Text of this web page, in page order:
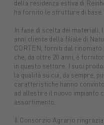
Mangimi piante
nuove
agricole
della residenza estiva di
ha fornito le strutture di base.
In fase di scelta dei materiali,
anni cliente della filiale di
CORTEN, forniti dal rinomato
che, da oltre 20 anni, è
in questo settore. I suoi
la qualità su cui, da sempre,
caratteristiche hanno
ad allestire il nuovo impianto
assortimento.
Il Consorzio Agrario